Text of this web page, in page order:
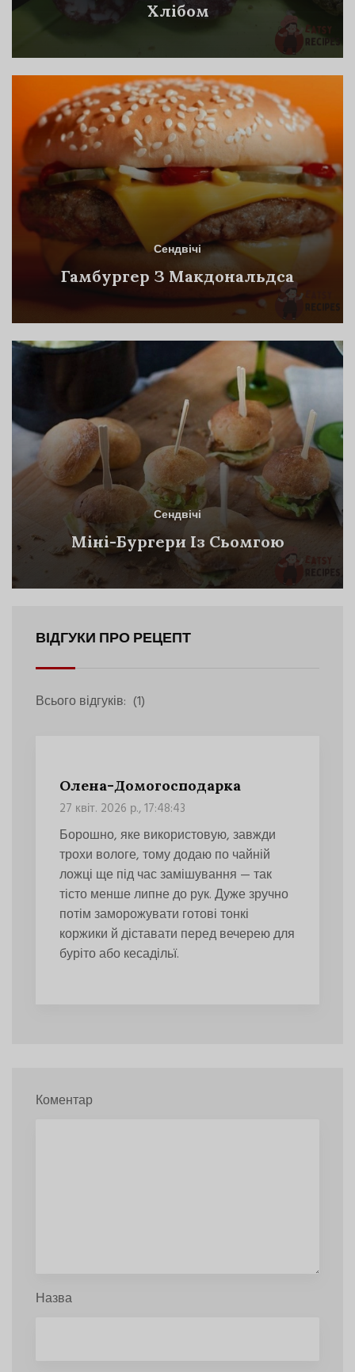
Хлібом
Сендвічі
Гамбургер З Макдональдса
Сендвічі
Міні-Бургери Із Сьомгою
ВІДГУКИ ПРО РЕЦЕПТ
Всього відгуків: (1)
Олена-Домогосподарка
27 квіт. 2026 р., 17:48:43
Борошно, яке використовую, завжди
трохи вологе, тому додаю по чайній
ложці ще під час замішування — так
тісто менше липне до рук. Дуже зручно
потім заморожувати готові тонкі
коржики й діставати перед вечерею для
буріто або кесадільї.
Коментар
Назва